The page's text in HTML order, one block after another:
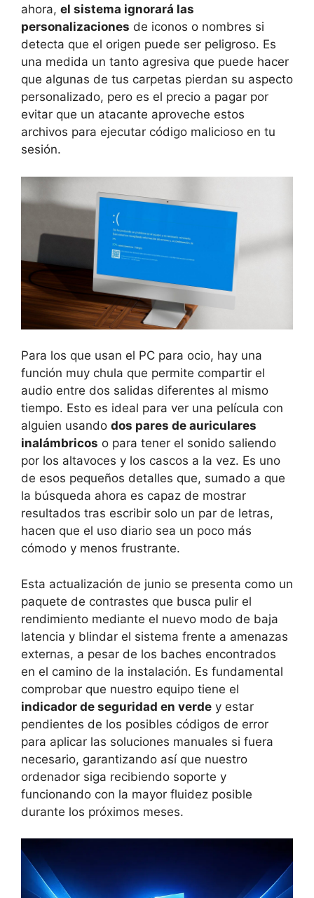
ahora, el sistema ignorará las
personalizaciones de iconos o nombres si
detecta que el origen puede ser peligroso. Es
una medida un tanto agresiva que puede hacer
que algunas de tus carpetas pierdan su aspecto
personalizado, pero es el precio a pagar por
evitar que un atacante aproveche estos
archivos para ejecutar código malicioso en tu
sesión.
Para los que usan el PC para ocio, hay una
función muy chula que permite compartir el
audio entre dos salidas diferentes al mismo
tiempo. Esto es ideal para ver una película con
alguien usando dos pares de auriculares
inalámbricos o para tener el sonido saliendo
por los altavoces y los cascos a la vez. Es uno
de esos pequeños detalles que, sumado a que
la búsqueda ahora es capaz de mostrar
resultados tras escribir solo un par de letras,
hacen que el uso diario sea un poco más
cómodo y menos frustrante.
Esta actualización de junio se presenta como un
paquete de contrastes que busca pulir el
rendimiento mediante el nuevo modo de baja
latencia y blindar el sistema frente a amenazas
externas, a pesar de los baches encontrados
en el camino de la instalación. Es fundamental
comprobar que nuestro equipo tiene el
indicador de seguridad en verde y estar
pendientes de los posibles códigos de error
para aplicar las soluciones manuales si fuera
necesario, garantizando así que nuestro
ordenador siga recibiendo soporte y
funcionando con la mayor fluidez posible
durante los próximos meses.